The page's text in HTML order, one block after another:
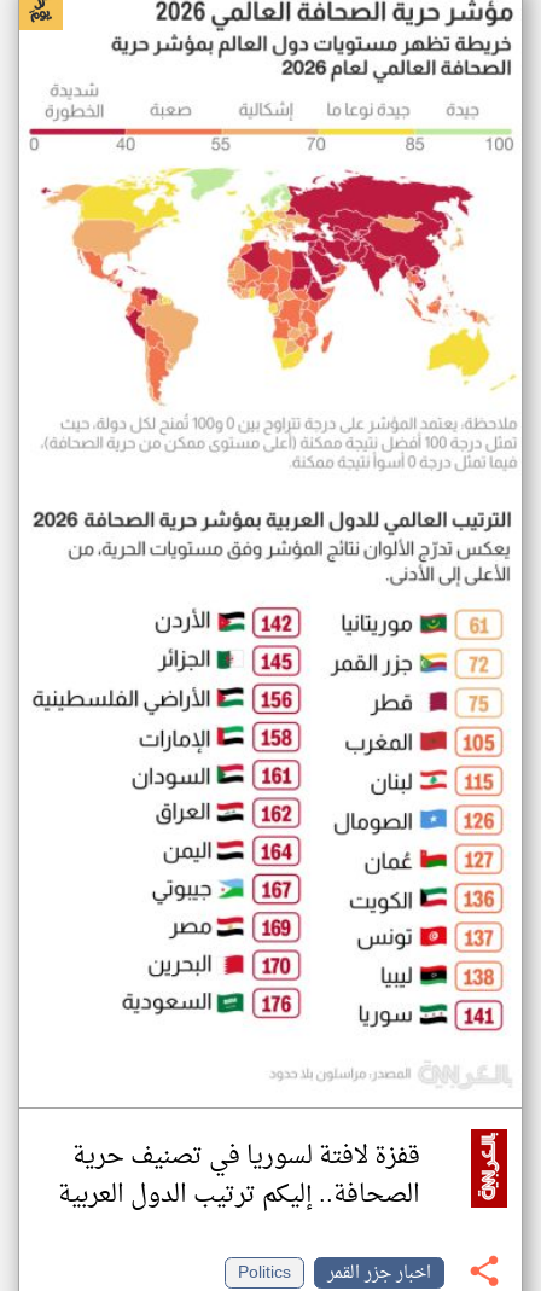
قفزة لافتة لسوريا في تصنيف حرية
الصحافة.. إليكم ترتيب الدول العربية
اخبار جزر القمر
Politics